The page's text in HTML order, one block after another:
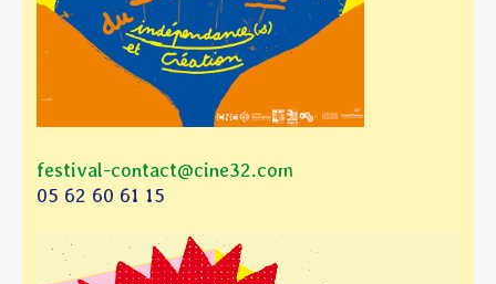
festival-contact@cine32.com
05 62 60 61 15